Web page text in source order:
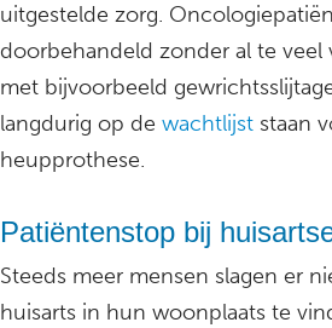
uitgestelde zorg.
doorbehandeld zonder al te veel
met bijvoorbeeld
langdurig op de wachtlijst staan
heupprothese.
Patiëntenstop bij
Steeds meer mensen slagen er
huisarts in hun woonplaats te